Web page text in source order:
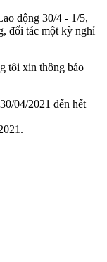
động 30/4 - 1/5,
đối tác một kỳ nghỉ
tôi xin thông báo
04/2021 đến hết